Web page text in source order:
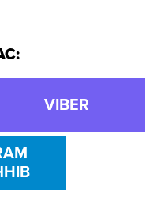
VIBER